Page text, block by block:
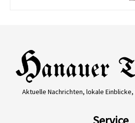
Aktuelle Nachrichten, lokale